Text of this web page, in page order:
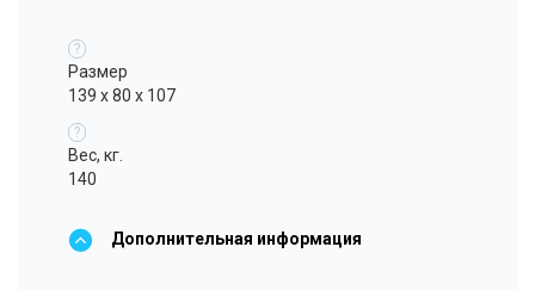
?
Размер
139 x 80 x 107
?
Вес, кг.
140
Дополнительная информация